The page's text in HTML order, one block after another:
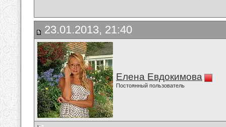
23.01.2013, 21:40
Елена Евдокимова
Постоянный пользователь